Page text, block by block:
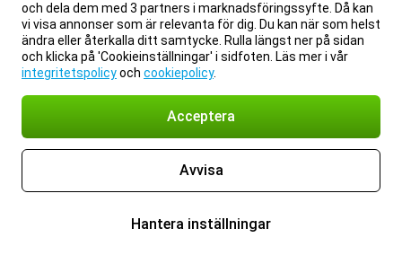
och dela dem med 3 partners i marknadsföringssyfte. Då kan
vi visa annonser som är relevanta för dig. Du kan när som helst
ändra eller återkalla ditt samtycke. Rulla längst ner på sidan
och klicka på 'Cookieinställningar' i sidfoten. Läs mer i vår
integritetspolicyoch cookiepolicy.
Acceptera
Avvisa
Hantera inställningar